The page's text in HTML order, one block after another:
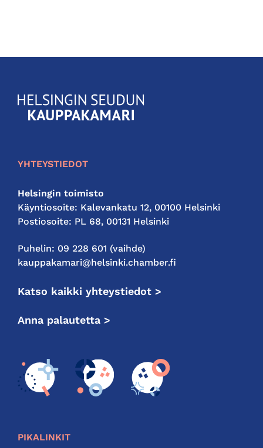
KauppakamariHelsingin
seudun
YHTEYSTIEDOT
Helsingin toimisto
Käyntiosoite: Kalevankatu 12, 00100 Helsinki
Postiosoite: PL 68, 00131 Helsinki
Puhelin: 09 228 601 (vaihde)
kauppakamari@helsinki.chamber.fi
Katso kaikki yhteystiedot >
Anna palautetta >
PIKALINKIT